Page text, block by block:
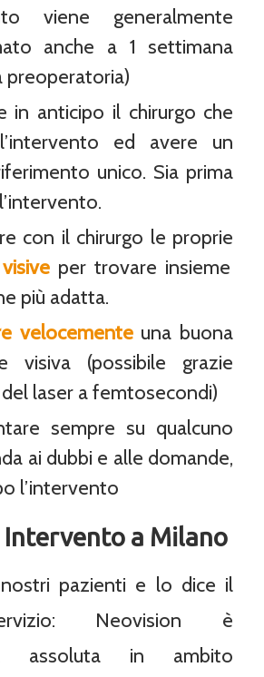
viene generalmente
anche a 1 settimana
preoperatoria)
in anticipo il chirurgo che
ed avere un
unico. Sia prima
con il chirurgo le proprie
per trovare insieme
più adatta.
velocementeuna buona
visiva (possibile grazie
del laser a femtosecondi)
sempre su qualcuno
ai dubbi e alle domande,
l’intervento
a Milano
pazienti e lo dice il
Neovision è
assoluta in ambito